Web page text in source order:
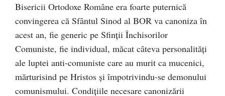
Bisericii Ortodoxe Române era foarte puternică
convingerea că Sfântul Sinod al BOR va canoniza în
acest an, fie generic pe Sfinții Închisorilor
Comuniste, fie individual, măcat câteva personalități
ale luptei anti-comuniste care au murit ca mucenici,
mărturisind pe Hristos și împotrivindu-se demonului
comunismului. Condițiile necesare canonizării